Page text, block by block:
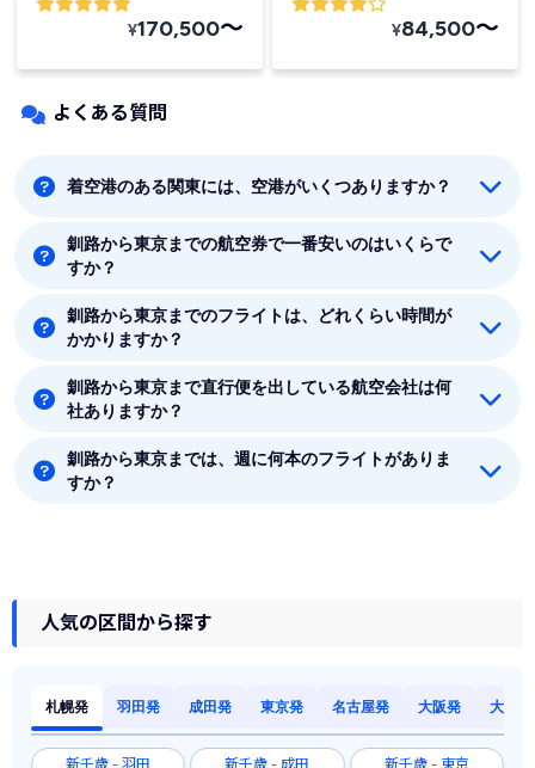
¥170,500〜 ¥84,500〜
よくある質問
着空港のある関東には、空港がいくつありますか？
着空港のある関東には5つの空港があります。羽田、成
田、東京、八丈島、茨城です。
釧路から東京までの航空券で一番安いのはいくらで
すか？
釧路から東京までの最安値はピーチ(Peach)の10640円
です。
釧路から東京までのフライトは、どれくらい時間が
かかりますか？
釧路から東京まで平均フライト時間は約2時間0分で
す。
釧路から東京まで直行便を出している航空会社は何
社ありますか？
釧路から東京まで直行便を出している航空会社は4社あ
ります。
釧路から東京までは、週に何本のフライトがありま
すか？
人気の区間から探す
札幌発 羽田発 成田発 東京発 名古屋発 大阪発 大阪発